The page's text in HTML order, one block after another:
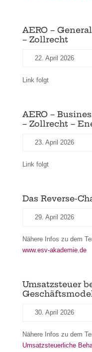
AERO –
– Zollrecht
22. April 2026
Link folgt
AERO –
– Zollrecht –
23. April 2026
Link folgt
Das Reverse-
29. April 2026
Nähere Infos zu dem
www.esv-akademie.de
Umsatzsteuer
30. April 2026
Nähere Infos zu dem
Umsatzsteuerliche